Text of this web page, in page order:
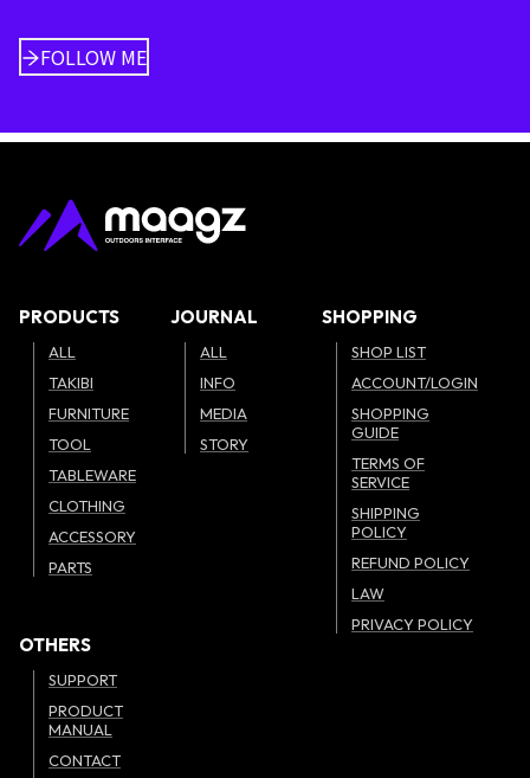
FOLLOW ME
PRODUCTS
ALL
TAKIBI
FURNITURE
TOOL
TABLEWARE
CLOTHING
ACCESSORY
PARTS
JOURNAL
ALL
INFO
MEDIA
STORY
SHOPPING
SHOP LIST
ACCOUNT/LOGIN
SHOPPING
GUIDE
TERMS OF
SERVICE
SHIPPING
POLICY
REFUND POLICY
LAW
PRIVACY POLICY
OTHERS
SUPPORT
PRODUCT
MANUAL
CONTACT